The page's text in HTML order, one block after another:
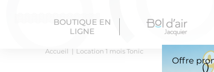
BOUTIQUE EN
LIGNE
Accueil Location 1 mois Tonic